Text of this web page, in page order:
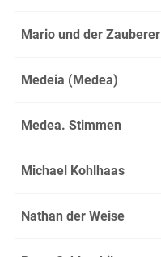
Mario und der Zauberer
Medeia (Medea)
Medea. Stimmen
Michael Kohlhaas
Nathan der Weise